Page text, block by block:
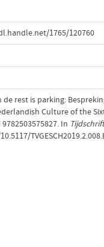
1765/120760
rest is parking:
Culture of the
In